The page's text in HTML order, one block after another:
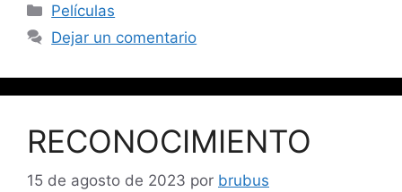
Películas
Dejar un comentario
RECONOCIMIENTO
15 de agosto de 2023 por brubus